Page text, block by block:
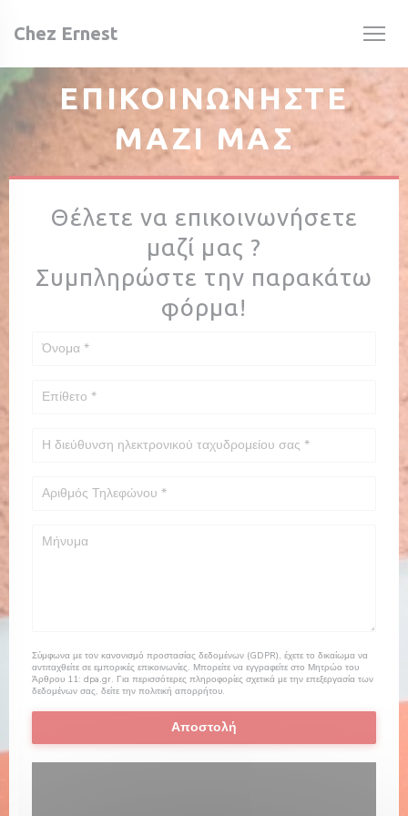
Chez Ernest
ΕΠΙΚΟΙΝΩΝΉΣΤΕ
ΜΑΖΊ ΜΑΣ
Θέλετε να επικοινωνήσετε
μαζί μας ?
Συμπληρώστε την παρακάτω
φόρμα!
Σύμφωνα με τον κανονισμό προστασίας δεδομένων (GDPR), έχετε το δικαίωμα να
αντιταχθείτε σε εμπορικές επικοινωνίες. Μπορείτε να εγγραφείτε στο Μητρώο του
Άρθρου 11: dpa.gr. Για περισσότερες πληροφορίες σχετικά με την επεξεργασία των
δεδομένων σας, δείτε την πολιτική απορρήτου.